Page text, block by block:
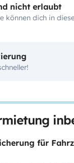
nicht erlaubt
können dich in
für